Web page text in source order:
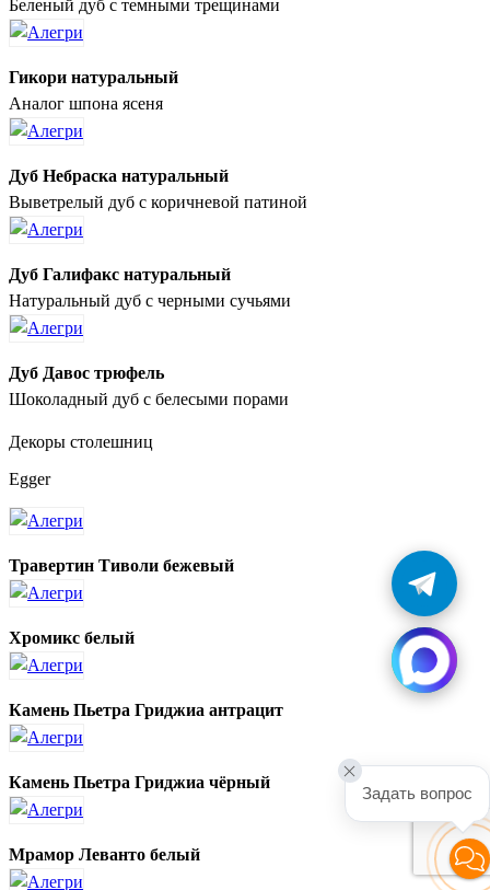
Беленый дуб с темными трещинами
Гикори натуральный
Аналог шпона ясеня
Дуб Небраска натуральный
Выветрелый дуб с коричневой патиной
Дуб Галифакс натуральный
Натуральный дуб с черными сучьями
Дуб Давос трюфель
Шоколадный дуб с белесыми порами
Декоры столешниц
Egger
Травертин Тиволи бежевый
Хромикс белый
Камень Пьетра Гриджиа антрацит
Камень Пьетра Гриджиа чёрный
Мрамор Леванто белый
Задать вопрос